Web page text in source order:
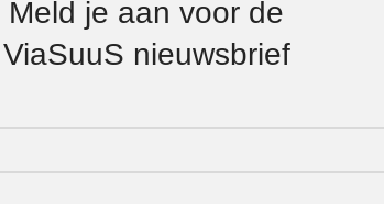
Meld je aan voor de
ViaSuuS nieuwsbrief